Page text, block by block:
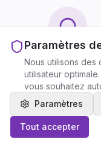
Support 24/
Support personnel –
moment quand vous
besoin
Paramètres
Nous utilisons
utilisateur
vous souhaitez
Paramètres
Tout accepter